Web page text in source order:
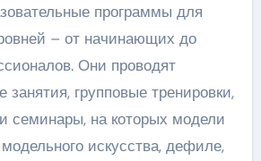
программы для
– от начинающих до
Они проводят
групповые тренировки,
семинары, на которых модели
искусства, дефиле,